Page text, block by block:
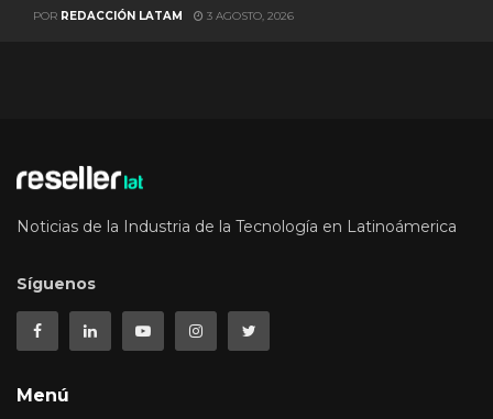
POR REDACCIÓN LATAM 3 AGOSTO, 2026
Noticias de la Industria de la Tecnología en Latinoámerica
Síguenos
Menú